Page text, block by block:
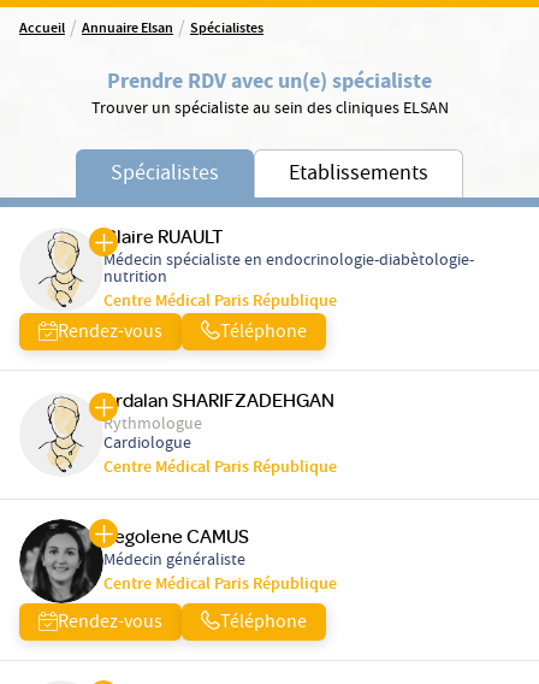
Accueil / Annuaire Elsan / Spécialistes
Prendre RDV avec un(e) spécialiste
Trouver un spécialiste au sein des cliniques ELSAN
Spécialistes Etablissements
Claire RUAULT
Médecin spécialiste en endocrinologie-diabètologie-
nutrition
Centre Médical Paris République
Rendez-vous Téléphone
Ardalan SHARIFZADEHGAN
Rythmologue
Cardiologue
Centre Médical Paris République
Segolene CAMUS
Médecin généraliste
Centre Médical Paris République
Rendez-vous Téléphone